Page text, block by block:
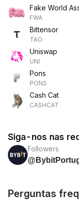
Fake World
FWA
Bittensor
TAO
Uniswap
UNI
Pons
PONS
Cash Cat
CASHCAT
Siga-nos nas
Followers
Perguntas